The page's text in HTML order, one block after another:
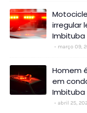
irregular
Imbituba
março 09,
Homem
em
Imbituba
abril 25,